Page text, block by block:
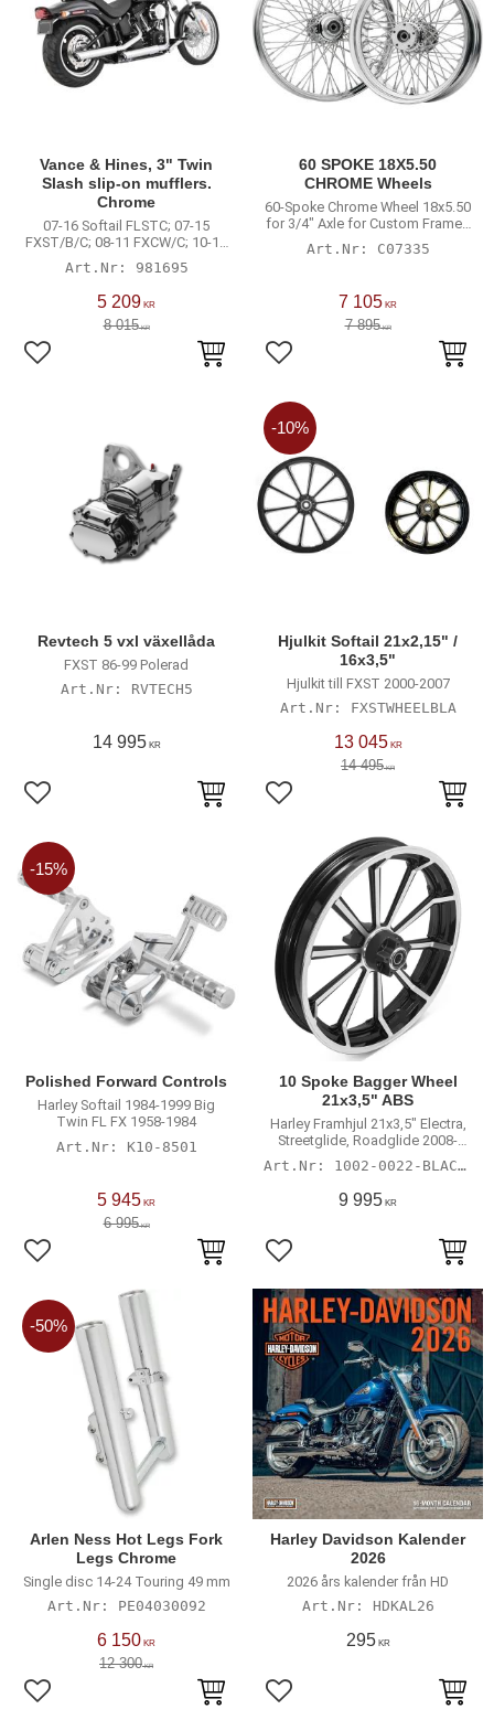
Vance & Hines, 3" Twin
Slash slip-on mufflers.
Chrome
07-16 Softail FLSTC; 07-15
FXST/B/C; 08-11 FXCW/C; 10-12
FLSTSE; 13-16 FXSB
981695
5 209 KR
8 015KR
Lägg till i favoriter
60 SPOKE 18X5.50
CHROME Wheels
60-Spoke Chrome Wheel 18x5.50
for 3/4" Axle for Custom Frames
with 180/200 Tire
C07335
7 105 KR
7 895KR
Lägg till i favoriter
Revtech 5 vxl växellåda
FXST 86-99 Polerad
RVTECH5
14 995KR
Lägg till i favoriter
Hjulkit Softail 21x2,15" /
16x3,5"
Hjulkit till FXST 2000-2007
FXSTWHEELBLA
13 045KR
14 495KR
10%
Lägg till i favoriter
Polished Forward Controls
Harley Softail 1984-1999 Big
Twin FL FX 1958-1984
K10-8501
5 945 KR
6 995KR
15%
Lägg till i favoriter
10 Spoke Bagger Wheel
21x3,5" ABS
Harley Framhjul 21x3,5" Electra,
Streetglide, Roadglide 2008-
2022 med 25 mm lager ABS
1002-0022-BLACK-3
9 995 KR
Lägg till i favoriter
Arlen Ness Hot Legs Fork
Legs Chrome
Single disc 14-24 Touring 49 mm
PE04030092
6 150 KR
12 300KR
50%
Lägg till i favoriter
Harley Davidson Kalender
2026
2026 års kalender från HD
HDKAL26
295KR
Lägg till i favoriter